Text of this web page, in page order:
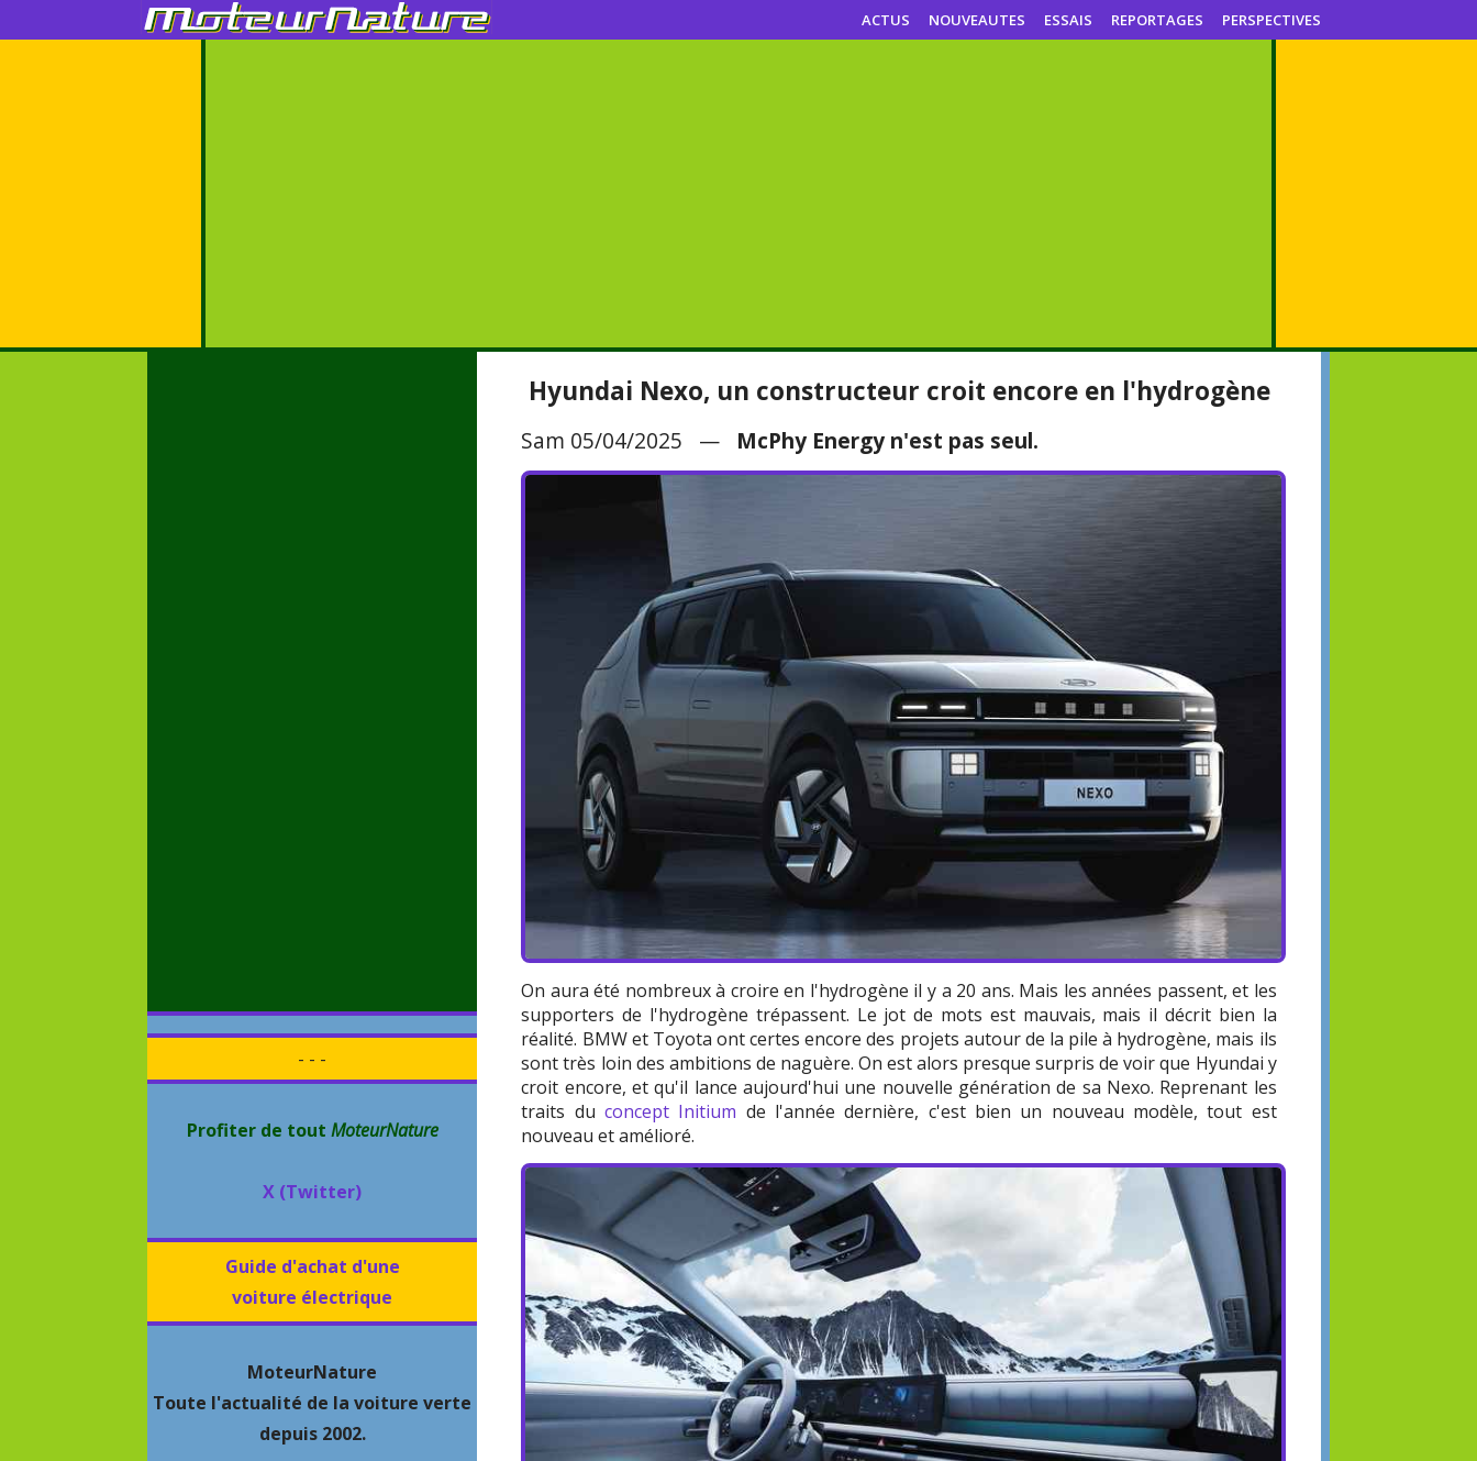
ACTUS NOUVEAUTES ESSAIS REPORTAGES PERSPECTIVES
- - -
Profiter de tout MoteurNature
X (Twitter)
Guide d'achat d'une
voiture électrique
MoteurNature
Toute l'actualité de la voiture verte
depuis 2002.
Hyundai Nexo, un constructeur croit encore en l'hydrogène
Sam 05/04/2025 — McPhy Energy n'est pas seul.
On aura été nombreux à croire en l'hydrogène il y a 20 ans. Mais les années passent, et les
supporters de l'hydrogène trépassent. Le jot de mots est mauvais, mais il décrit bien la
réalité. BMW et Toyota ont certes encore des projets autour de la pile à hydrogène, mais ils
sont très loin des ambitions de naguère. On est alors presque surpris de voir que Hyundai y
croit encore, et qu'il lance aujourd'hui une nouvelle génération de sa Nexo. Reprenant les
traits duconcept Initium de l'année dernière, c'est bien un nouveau modèle, tout est
nouveau et amélioré.